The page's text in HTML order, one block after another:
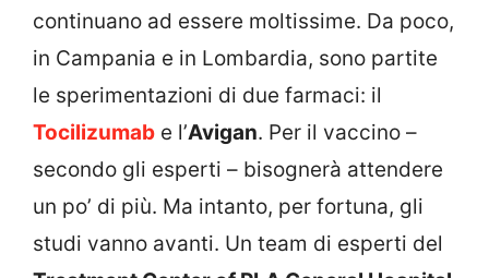
continuano ad essere moltissime. Da poco,
in Campania e in Lombardia, sono partite
le sperimentazioni di due farmaci: il
Tocilizumab e l’Avigan. Per il vaccino –
secondo gli esperti – bisognerà attendere
un po’ di più. Ma intanto, per fortuna, gli
studi vanno avanti. Un team di esperti del